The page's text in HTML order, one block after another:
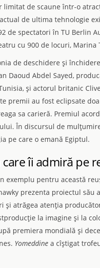
limitat de scaune într-o
de ultima tehnologie
de spectatori în TU Berlin
cu 900 de locuri, Marina
de deschidere şi
Daoud Abdel Sayed,
şi actorul britanic
premii au fost eclipsate
sa carieră. Premiul
În discursul de
pe care o emană Egiptul.
îi admiră pe
exemplu pentru această
prezenta proiectul său
şi atrăgea atenţia
la imagine şi la
premiera mondială şi
Yomeddine a cîştigat